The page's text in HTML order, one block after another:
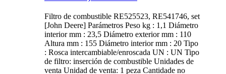
Filtro de combustible RE525523, RE541746, set
[John Deere] Parámetros Peso kg : 1,1 Diámetro
interior mm : 23,5 Diámetro exterior mm : 110
Altura mm : 155 Diámetro interior mm : 20 Tipo
: Rosca intercambiable/enroscada UN : UN Tipo
de filtro: inserción de combustible Unidades de
venta Unidad de venta: 1 peza Cantidade no